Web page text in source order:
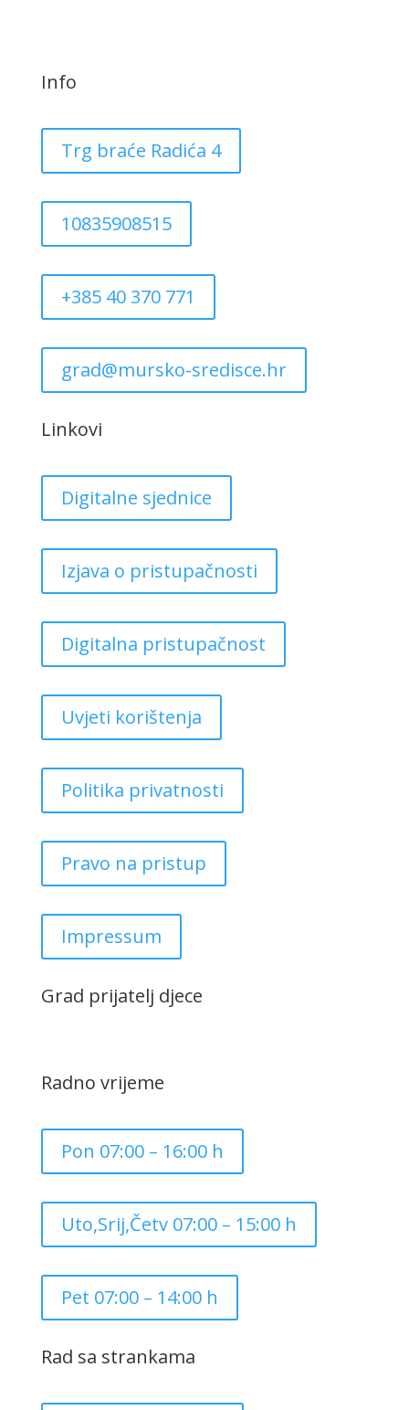
Info
Trg braće Radića 4
10835908515
+385 40 370 771
grad@mursko-sredisce.hr
Linkovi
Digitalne sjednice
Izjava o pristupačnosti
Digitalna pristupačnost
Uvjeti korištenja
Politika privatnosti
Pravo na pristup
Impressum
Grad prijatelj djece
Radno vrijeme
Pon 07:00 – 16:00 h
Uto,Srij,Četv 07:00 – 15:00 h
Pet 07:00 – 14:00 h
Rad sa strankama